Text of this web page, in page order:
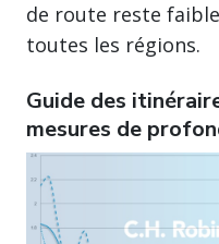
de route reste
toutes les régions.
Guide des
mesures de